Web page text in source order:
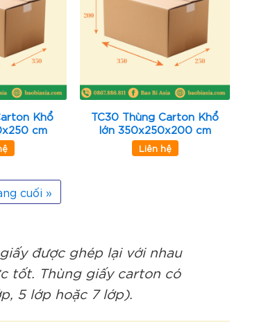
Khổ
cm
TC30 Thùng Carton Khổ
lớn 350x250x200 cm
Liên hệ
cuối »
được ghép lại với nhau
tốt. Thùng giấy carton có
5 lớp hoặc 7 lớp).